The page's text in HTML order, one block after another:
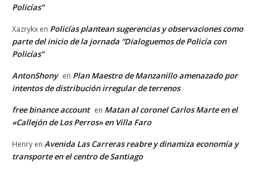
Policías”
Xazrykx en Policías plantean sugerencias y observaciones como
parte del inicio de la jornada “Dialoguemos de Policía con
Policías”
AntonShony en Plan Maestro de Manzanillo amenazado por
intentos de distribución irregular de terrenos
free binance account en Matan al coronel Carlos Marte en el
«Callejón de Los Perros» en Villa Faro
Henry en Avenida Las Carreras reabre y dinamiza economía y
transporte en el centro de Santiago